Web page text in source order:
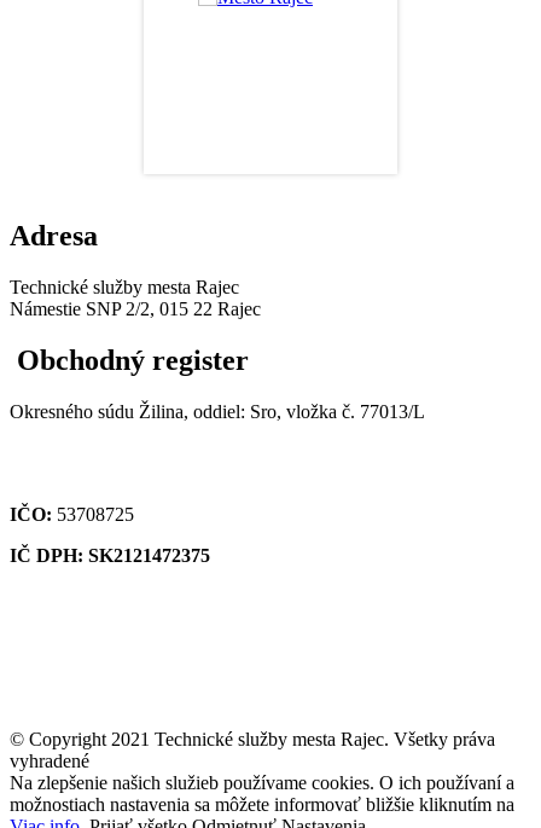
Adresa
Technické služby mesta Rajec
Námestie SNP 2/2, 015 22 Rajec
Obchodný register
Okresného súdu Žilina, oddiel: Sro, vložka č. 77013/L
IČO: 53708725
IČ DPH: SK2121472375
© Copyright 2021 Technické služby mesta Rajec. Všetky práva
vyhradené
Na zlepšenie našich služieb používame cookies. O ich používaní a
možnostiach nastavenia sa môžete informovať bližšie kliknutím na